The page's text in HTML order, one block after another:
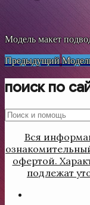
Модель макет
Навигация
по
Предыдущая
Предыдущий
поиск по
Поиск
:
Вся
офертой.
подлежат